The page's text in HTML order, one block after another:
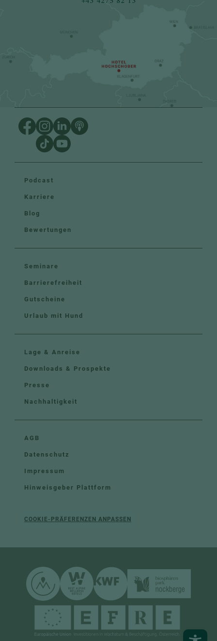
Podcast
Karriere
Blog
Bewertungen
Seminare
Barrierefreiheit
Gutscheine
Urlaub mit Hund
Lage & Anreise
Downloads & Prospekte
Presse
Nachhaltigkeit
AGB
Datenschutz
Impressum
Hinweisgeber Plattform
COOKIE-PRÄFERENZEN ANPASSEN